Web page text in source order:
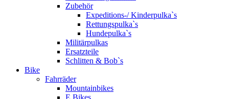
Zubehör
Expeditions-/ Kinderpulka`s
Rettungspulka`s
Hundepulka`s
Militärpulkas
Ersatzteile
Schlitten & Bob`s
Bike
Fahrräder
Mountainbikes
E Bikes